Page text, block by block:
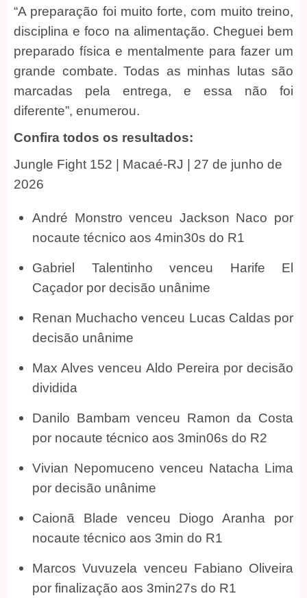
“A preparação foi muito forte, com muito treino,
disciplina e foco na alimentação. Cheguei bem
preparado física e mentalmente para fazer um
grande combate. Todas as minhas lutas são
marcadas pela entrega, e essa não foi
diferente”, enumerou.
Confira todos os resultados:
Jungle Fight 152 | Macaé-RJ | 27 de junho de
2026
André Monstro venceu Jackson Naco por
nocaute técnico aos 4min30s do R1
Gabriel Talentinho venceu Harife El
Caçador por decisão unânime
Renan Muchacho venceu Lucas Caldas por
decisão unânime
Max Alves venceu Aldo Pereira por decisão
dividida
Danilo Bambam venceu Ramon da Costa
por nocaute técnico aos 3min06s do R2
Vivian Nepomuceno venceu Natacha Lima
por decisão unânime
Caionã Blade venceu Diogo Aranha por
nocaute técnico aos 3min do R1
Marcos Vuvuzela venceu Fabiano Oliveira
por finalização aos 3min27s do R1